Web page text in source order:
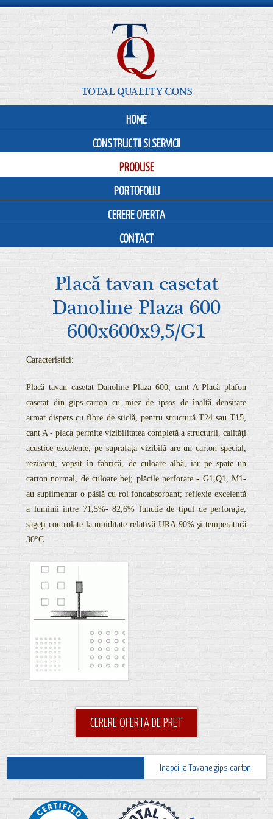
HOME
CONSTRUCTII SI SERVICII
PRODUSE
PORTOFOLIU
CERERE OFERTA
CONTACT
Placă tavan casetat
Danoline Plaza 600
600x600x9,5/G1
Caracteristici:
Placă tavan casetat Danoline Plaza 600, cant A Placă plafon
casetat din gips-carton cu miez de ipsos de înaltă densitate
armat dispers cu fibre de sticlă, pentru structură T24 sau T15,
cant A - placa permite vizibilitatea completă a structurii, calităţi
acustice excelente; pe suprafaţa vizibilă are un carton special,
rezistent, vopsit în fabrică, de culoare albă, iar pe spate un
carton normal, de culoare bej; plăcile perforate - G1,Q1, M1-
au suplimentar o pâslă cu rol fonoabsorbant; reflexie excelentă
a luminii intre 71,5%- 82,6% functie de tipul de perforaţie;
săgeți controlate la umiditate relativă URA 90% şi temperatură
30°C
CERERE OFERTA DE PRET
Inapoi la Tavane gips carton